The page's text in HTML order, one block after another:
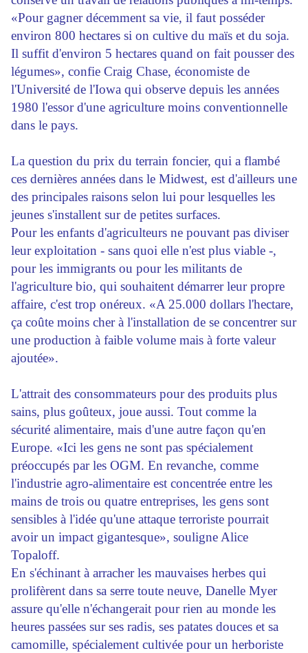
«Pour gagner décemment sa vie, il faut posséder
environ 800 hectares si on cultive du maïs et du soja.
Il suffit d'environ 5 hectares quand on fait pousser des
légumes», confie Craig Chase, économiste de
l'Université de l'Iowa qui observe depuis les années
1980 l'essor d'une agriculture moins conventionnelle
dans le pays.
La question du prix du terrain foncier, qui a flambé
ces dernières années dans le Midwest, est d'ailleurs une
des principales raisons selon lui pour lesquelles les
jeunes s'installent sur de petites surfaces.
Pour les enfants d'agriculteurs ne pouvant pas diviser
leur exploitation - sans quoi elle n'est plus viable -,
pour les immigrants ou pour les militants de
l'agriculture bio, qui souhaitent démarrer leur propre
affaire, c'est trop onéreux. «A 25.000 dollars l'hectare,
ça coûte moins cher à l'installation de se concentrer sur
une production à faible volume mais à forte valeur
ajoutée».
L'attrait des consommateurs pour des produits plus
sains, plus goûteux, joue aussi. Tout comme la
sécurité alimentaire, mais d'une autre façon qu'en
Europe. «Ici les gens ne sont pas spécialement
préoccupés par les OGM. En revanche, comme
l'industrie agro-alimentaire est concentrée entre les
mains de trois ou quatre entreprises, les gens sont
sensibles à l'idée qu'une attaque terroriste pourrait
avoir un impact gigantesque», souligne Alice
Topaloff.
En s'échinant à arracher les mauvaises herbes qui
prolifèrent dans sa serre toute neuve, Danelle Myer
assure qu'elle n'échangerait pour rien au monde les
heures passées sur ses radis, ses patates douces et sa
camomille, spécialement cultivée pour un herboriste